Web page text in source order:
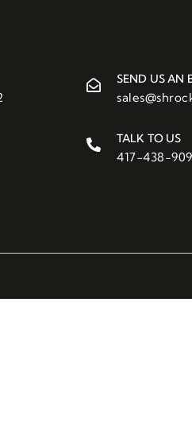
SEND US AN
TALK TO US
417-438-